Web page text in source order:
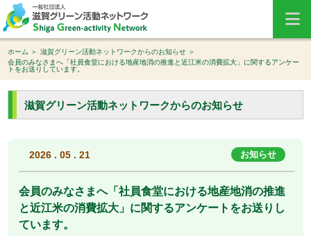
ホーム
滋賀グリーン活動ネットワークからのお知らせ
会員のみなさまへ「社員食堂における地産地消の推進と近江米の消費拡大」に関するアンケー
トをお送りしています。
滋賀グリーン活動ネットワークからのお知らせ
2026 . 05 . 21 お知らせ
会員のみなさまへ「社員食堂における地産地消の推進
と近江米の消費拡大」に関するアンケートをお送りし
ています。